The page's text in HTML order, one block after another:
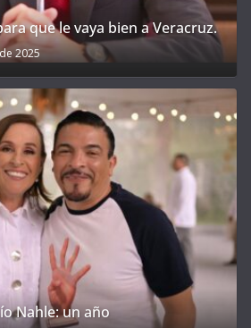
que le vaya bien a Veracruz.
2025
Nahle: un año